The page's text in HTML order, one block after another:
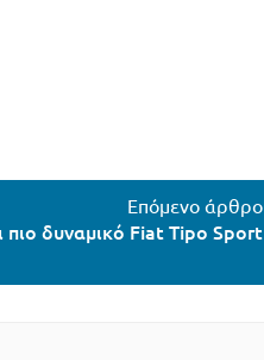
πιο δυναμικό Fiat Tipo Sport